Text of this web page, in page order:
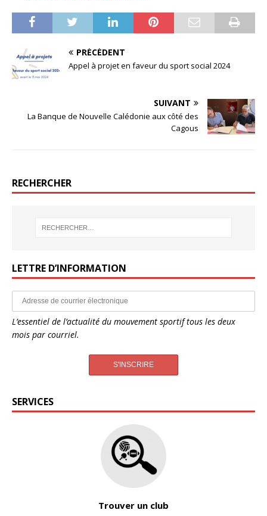
PRÉCÉDENT
Appel à projet en faveur du sport social 2024
SUIVANT
La Banque de Nouvelle Calédonie aux côté des
Cagous
RECHERCHER
LETTRE D’INFORMATION
L’essentiel de l’actualité du mouvement sportif tous les deux
mois par courriel.
SERVICES
Trouver un club